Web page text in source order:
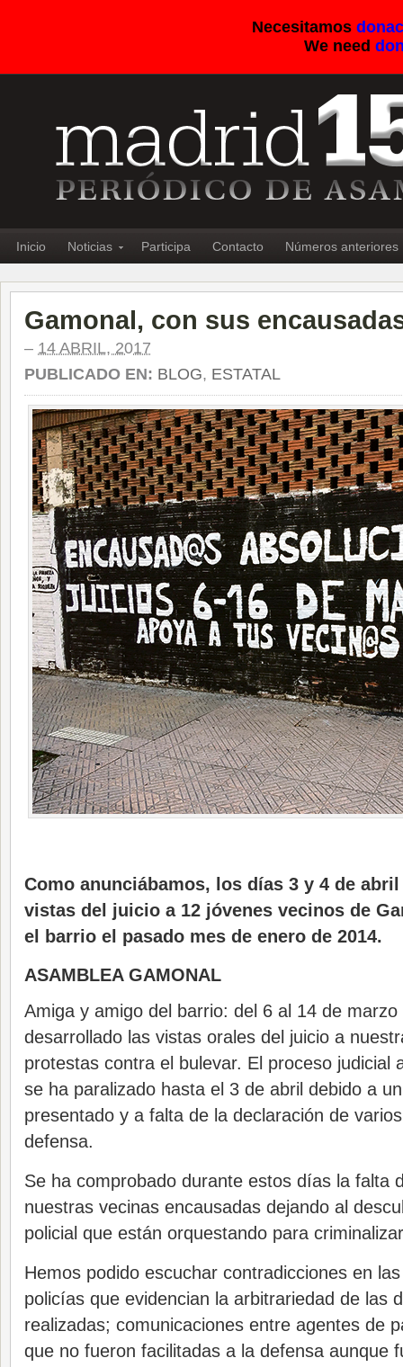
Necesitamos
We need
Inicio Noticias Participa Contacto Números anteriores
Gamonal, con sus
– 14 ABRIL, 2017
PUBLICADO EN: BLOG, ESTATAL
Como anunciábamos, los días 3 y 4 de
vistas del juicio a 12 jóvenes vecinos de
el barrio el pasado mes de enero de 2014.
ASAMBLEA GAMONAL
Amiga y amigo del barrio: del 6 al 14 de
desarrollado las vistas orales del juicio a
protestas contra el bulevar. El proceso judicial
se ha paralizado hasta el 3 de abril debido a
presentado y a falta de la declaración de
defensa.
Se ha comprobado durante estos días la falta
nuestras vecinas encausadas dejando al
policial que están orquestando para
Hemos podido escuchar contradicciones en
policías que evidencian la arbitrariedad de las
realizadas; comunicaciones entre agentes de
que no fueron facilitadas a la defensa aunque